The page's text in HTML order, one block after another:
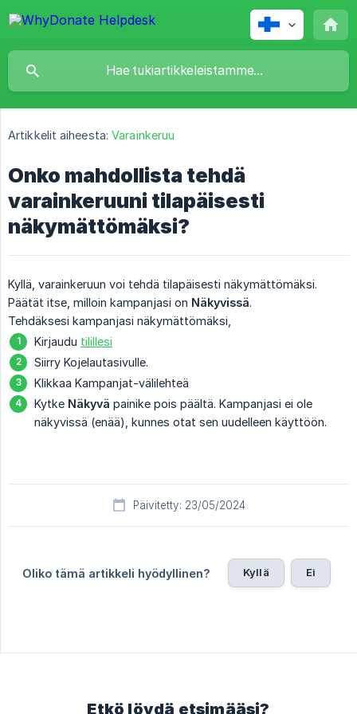
Artikkelit aiheesta: Varainkeruu
Onko mahdollista tehdä
varainkeruuni tilapäisesti
näkymättömäksi?
Kyllä, varainkeruun voi tehdä tilapäisesti näkymättömäksi.
Päätät itse, milloin kampanjasi on Näkyvissä.
Tehdäksesi kampanjasi näkymättömäksi,
Kirjaudu tilillesi
Siirry Kojelautasivulle.
Klikkaa Kampanjat-välilehteä
Kytke Näkyvä painike pois päältä. Kampanjasi ei ole
näkyvissä (enää), kunnes otat sen uudelleen käyttöön.
Päivitetty: 23/05/2024
Oliko tämä artikkeli hyödyllinen? Kyllä Ei
Etkö löydä etsimääsi?